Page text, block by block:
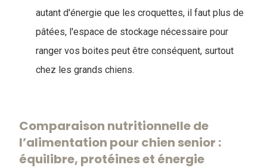
autant d'énergie que les croquettes, il faut plus de
pâtées, l'espace de stockage nécessaire pour
ranger vos boites peut être conséquent, surtout
chez les grands chiens.
Comparaison nutritionnelle de
l’alimentation pour chien senior :
équilibre, protéines et énergie